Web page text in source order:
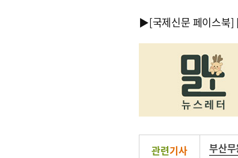
▶[국제신문 페이스북]
관련기사 부산